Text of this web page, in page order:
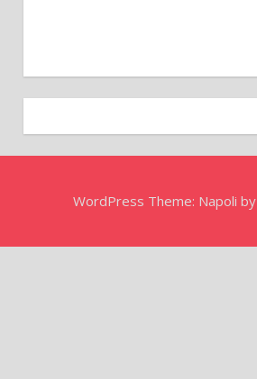
WordPress Theme: Napoli by